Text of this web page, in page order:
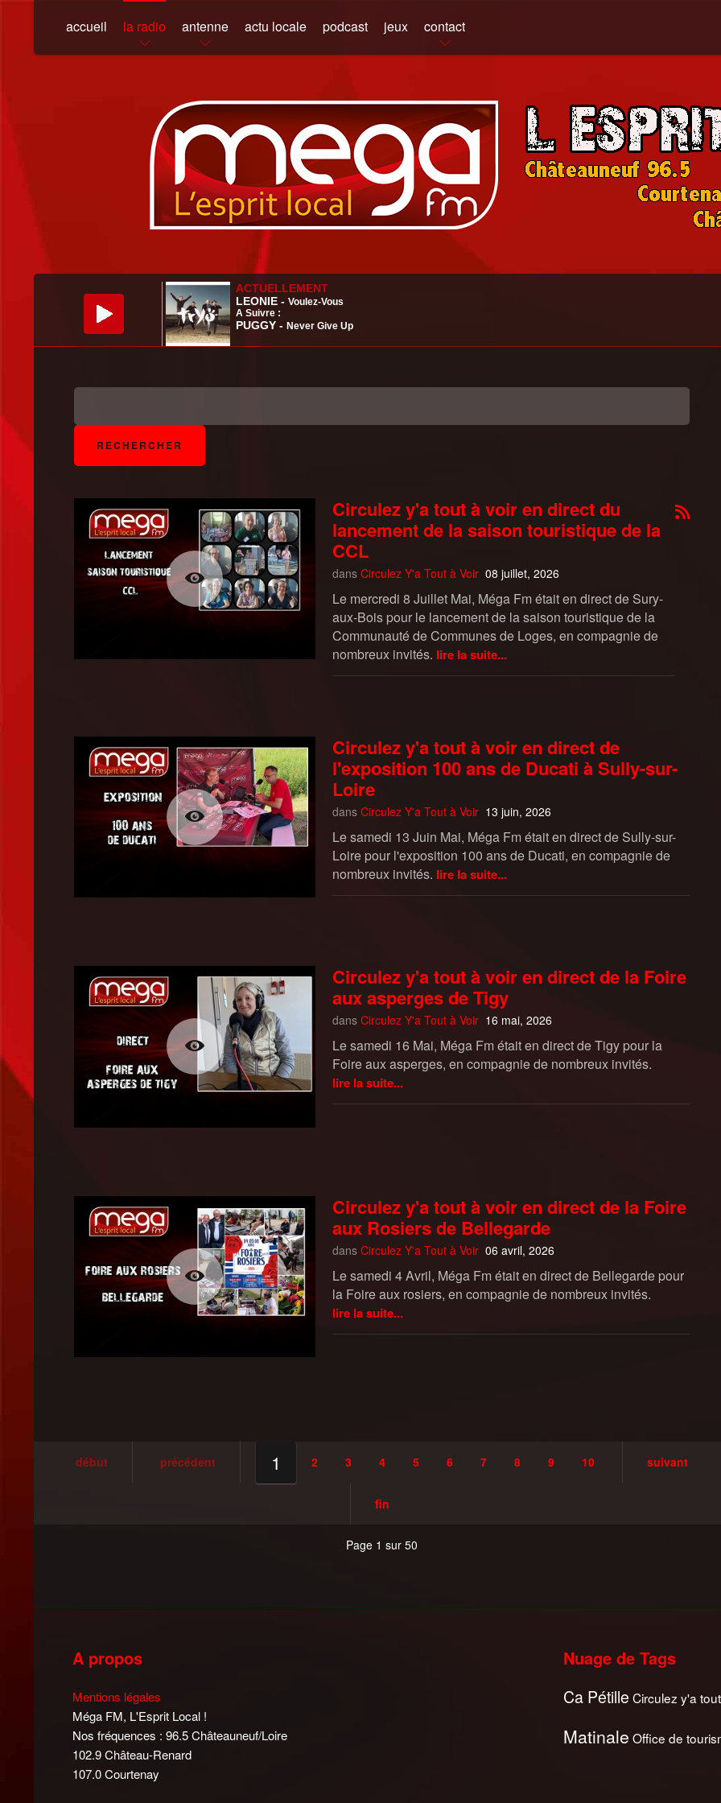
accueil la radio antenne actu locale podcast jeux contact
Circulez y'a tout à voir en direct du
lancement de la saison touristique de la
CCL
dans Circulez Y'a Tout à Voir 08 juillet, 2026
Le mercredi 8 Juillet Mai, Méga Fm était en direct de Sury-
aux-Bois pour le lancement de la saison touristique de la
Communauté de Communes de Loges, en compagnie de
nombreux invités. lire la suite...
Circulez y'a tout à voir en direct de
l'exposition 100 ans de Ducati à Sully-sur-
Loire
dans Circulez Y'a Tout à Voir 13 juin, 2026
Le samedi 13 Juin Mai, Méga Fm était en direct de Sully-sur-
Loire pour l'exposition 100 ans de Ducati, en compagnie de
nombreux invités. lire la suite...
Circulez y'a tout à voir en direct de la Foire
aux asperges de Tigy
dans Circulez Y'a Tout à Voir 16 mai, 2026
Le samedi 16 Mai, Méga Fm était en direct de Tigy pour la
Foire aux asperges, en compagnie de nombreux invités.
lire la suite...
Circulez y'a tout à voir en direct de la Foire
aux Rosiers de Bellegarde
dans Circulez Y'a Tout à Voir 06 avril, 2026
Le samedi 4 Avril, Méga Fm était en direct de Bellegarde pour
la Foire aux rosiers, en compagnie de nombreux invités.
lire la suite...
début précédent 1 2 3 4 5 6 7 8 9 10 suivant
fin
Page 1 sur 50
A propos
Mentions légales
Méga FM, L'Esprit Local !
Nos fréquences : 96.5 Châteauneuf/Loire
102.9 Château-Renard
107.0 Courtenay
Nuage de Tags
Ca Pétille Circulez y'a
Matinale Office de